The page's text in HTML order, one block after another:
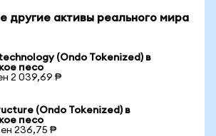
другие активы реального мира
(Ondo Tokenized) в
песо
2 039,69 ₱
(Ondo Tokenized) в
песо
236,75 ₱